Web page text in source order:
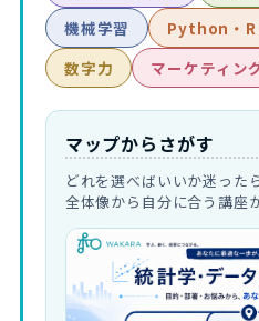
機械学習
Python・R
数字力
マーケティン
マップからさがす
どれを選べばいいか迷った
全体像から自分に合う講座